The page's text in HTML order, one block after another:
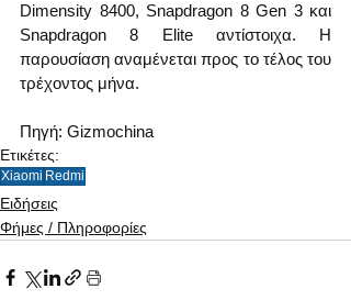
Dimensity 8400, Snapdragon 8 Gen 3 και
Snapdragon 8 Elite αντίστοιχα. Η
παρουσίαση αναμένεται προς το τέλος του
τρέχοντος μήνα.
Πηγή: Gizmochina
Ετικέτες:
Xiaomi Redmi
Ειδήσεις
Φήμες / Πληροφορίες